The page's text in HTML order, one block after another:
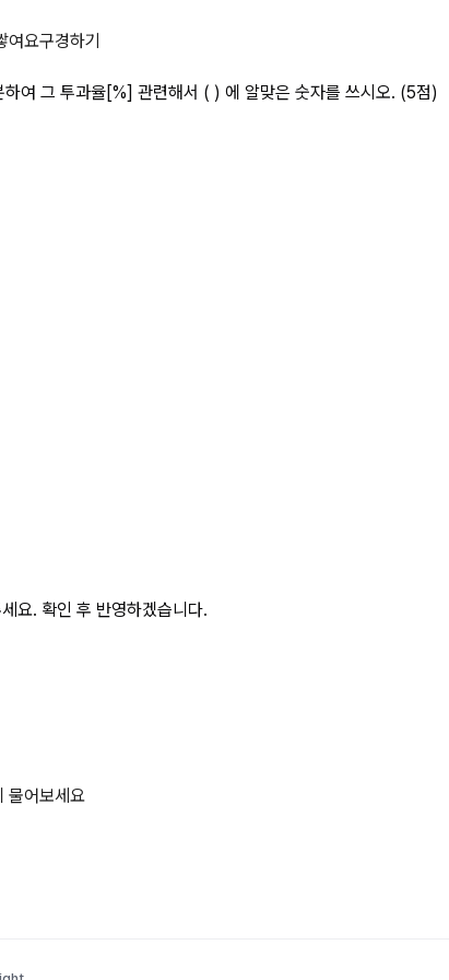
채색 투시부의 차광도를 구
여요구경하기
여 그 투과율[%] 관련해서 ( ) 에 알맞은 숫자를 쓰시오. (5점)
요. 확인 후 반영하겠습니다.
물어보세요